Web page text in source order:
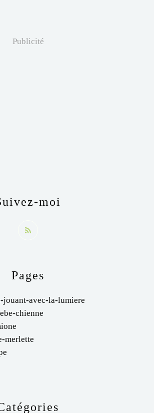
Pages
jouant-avec-la-lumiere
chienne
merlette
moi
Publicité